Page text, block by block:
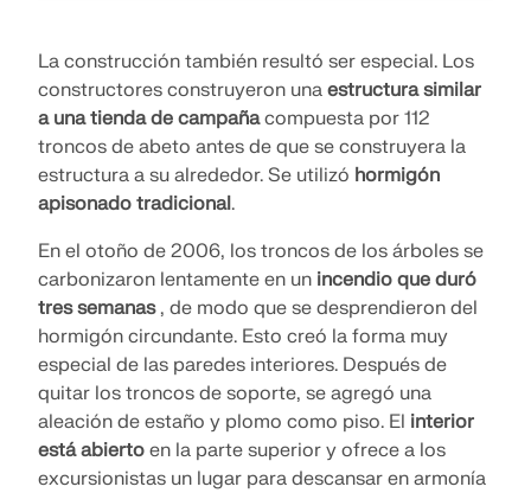
La construcción también resultó ser especial. Los
constructores construyeron una estructura similar
a una tienda de campañacompuesta por 112
troncos de abeto antes de que se construyera la
estructura a su alrededor. Se utilizó hormigón
apisonado tradicional.
En el otoño de 2006, los troncos de los árboles se
carbonizaron lentamente en un incendio que duró
tres semanas, de modo que se desprendieron del
hormigón circundante. Esto creó la forma muy
especial de las paredes interiores. Después de
quitar los troncos de soporte, se agregó una
aleación de estaño y plomo como piso. El interior
está abierto en la parte superior y ofrece a los
excursionistas un lugar para descansar en armonía